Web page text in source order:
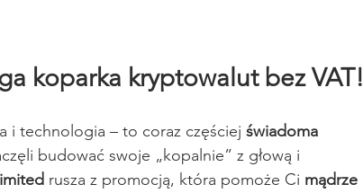
koparka kryptowalut bez VAT!
i technologia – to coraz częściej świadoma
budować swoje „kopalnie” z głową i
rusza z promocją, która pomoże Ci mądrze